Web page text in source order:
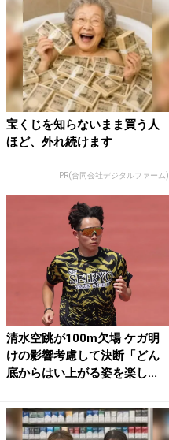
宝くじを知らないまま買う人
ほど、外れ続けます
PR(合同会社デジタルファーム)
清水空跳が100m欠場 ケガ明
けの影響考慮して決断「どん
底からはい上がる姿を楽し...